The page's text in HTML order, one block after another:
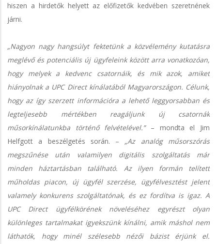
hiszen a hirdetők helyett az előfizetők kedvében szeretnének
járni.
„Nagyon nagy hangsúlyt fektetünk a közvélemény kutatásra
meglévő és potenciális új ügyfeleink között arra vonatkozóan,
hogy melyek a kedvenc csatornáik, és mik azok, amiket
hiányolnak a UPC Direct kínálatából Magyarországon. Célunk,
hogy az így szerzett információra a lehető leggyorsabban és
legteljesebb mértékben reagáljunk új csatornák
műsorkínálatunkba történő felvételével.”– mondta el Jim
Helfgott a beszélgetés során. – „Az analóg műsorszórás
megszűnése után valamilyen digitális szolgáltatás már
minden háztartásban található. Az ilyen formán telített
műholdas piacon, új ügyfél szerzése, ügyfélvesztést jelent
valamely konkurens szolgáltatónak, és ez fordítva is igaz. A
UPC Direct ügyfélkörének növeléséhez egyrészt olyan
különleges tartalmakat igyekszünk kínálni, amik máshol nem
láthatók, hogy minél szélesebb nézői bázist érjünk el.